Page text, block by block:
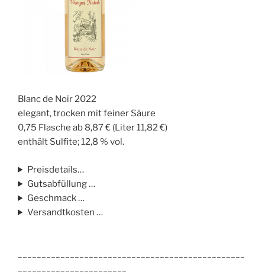
Blanc de Noir 2022
elegant, trocken mit feiner Säure
0,75 Flasche ab 8,87 € (Liter 11,82 €)
enthält Sulfite; 12,8 % vol.
Preisdetails…
Gutsabfüllung …
Geschmack …
Versandtkosten …